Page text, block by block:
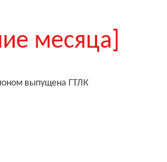
месяца]
выпущена ГТЛК